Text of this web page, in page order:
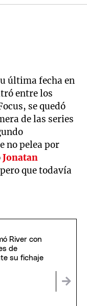
última fecha en
entre los
se quedó
de las series
no pelea por
Jonatan
que todavía
River con
de
su fichaje